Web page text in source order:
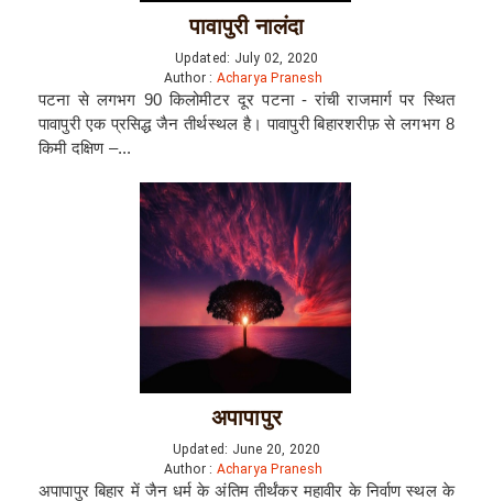
पावापुरी नालंदा
Updated: July 02, 2020
Author : Acharya Pranesh
पटना से लगभग 90 किलोमीटर दूर पटना - रांची राजमार्ग पर स्थित
पावापुरी एक प्रसिद्ध जैन तीर्थस्थल है। पावापुरी बिहारशरीफ़ से लगभग 8
किमी दक्षिण –...
अपापापुर
Updated: June 20, 2020
Author : Acharya Pranesh
अपापापुर बिहार में जैन धर्म के अंतिम तीर्थंकर महावीर के निर्वाण स्थल के